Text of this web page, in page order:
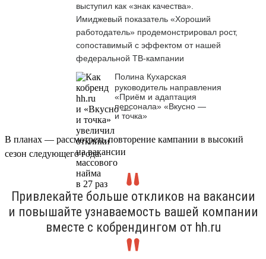
выступил как «знак качества».
Имиджевый показатель «Хороший
работодатель» продемонстрировал рост,
сопоставимый с эффектом от нашей
федеральной ТВ-кампании
Полина Кухарская
руководитель направления
«Приём и адаптация
персонала» «Вкусно —
и точка»
В планах — рассмотреть повторение кампании в высокий
сезон следующего года.
Привлекайте больше откликов на вакансии
и повышайте узнаваемость вашей компании
вместе с кобрендингом от hh.ru